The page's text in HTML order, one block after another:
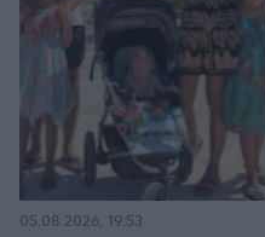
05.08.2026, 19:53